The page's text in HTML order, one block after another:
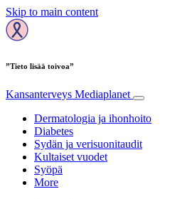
Skip to main content
”Tieto lisää toivoa”
Kansanterveys Mediaplanet
Dermatologia ja ihonhoito
Diabetes
Sydän ja verisuonitaudit
Kultaiset vuodet
Syöpä
More